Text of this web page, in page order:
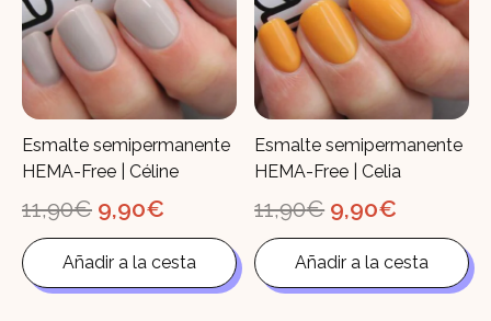
Esmalte semipermanente
HEMA-Free | Céline
11,90€ El
precio
original
era:
11,90€.
9,90€
actual
es:
9,90€.
Añadir a la cesta
Esmalte semipermanente
HEMA-Free | Celia
11,90€ El
precio
original
era:
11,90€.
9,90€
actual
es:
9,90€.
Añadir a la cesta